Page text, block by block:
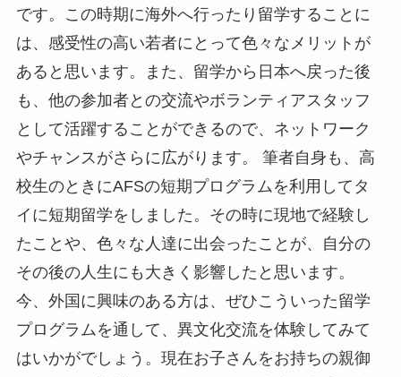
です。この時期に海外へ行ったり留学することに
は、感受性の高い若者にとって色々なメリットが
あると思います。また、留学から日本へ戻った後
も、他の参加者との交流やボランティアスタッフ
として活躍することができるので、ネットワーク
やチャンスがさらに広がります。 筆者自身も、高
校生のときにAFSの短期プログラムを利用してタ
イに短期留学をしました。その時に現地で経験し
たことや、色々な人達に出会ったことが、自分の
その後の人生にも大きく影響したと思います。
今、外国に興味のある方は、ぜひこういった留学
プログラムを通して、異文化交流を体験してみて
はいかがでしょう。現在お子さんをお持ちの親御